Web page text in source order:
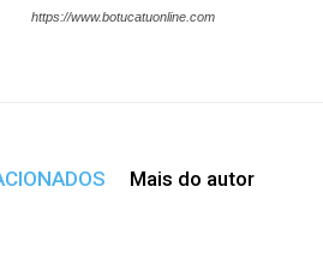
https://www.botucatuonline.com
Mais do autor